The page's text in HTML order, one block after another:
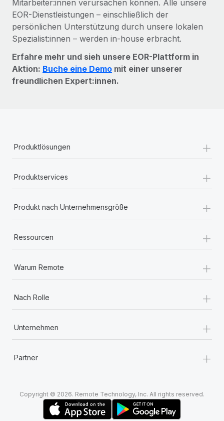
Mitarbeiter:innen verursachen können. Alle unsere
EOR-Dienstleistungen – einschließlich der
persönlichen Unterstützung durch unsere lokalen
Spezialist:innen – werden in-house erbracht.
Erfahre mehr und sieh unsere EOR-Plattform in
Aktion: Buche eine Demo mit einer unserer
freundlichen Expert:innen.
Produktlösungen +
Produktservices +
Produkt nach Unternehmensgröße +
Ressourcen +
Warum Remote +
Nach Rolle +
Unternehmen +
Partner +
Copyright © 2026. Remote Technology, Inc. All rights reserved.